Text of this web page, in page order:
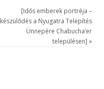
[Idős emberek portréja –
készülődés a Nyugatra Telepítés
Ünnepére Chabucha’er
településen] »